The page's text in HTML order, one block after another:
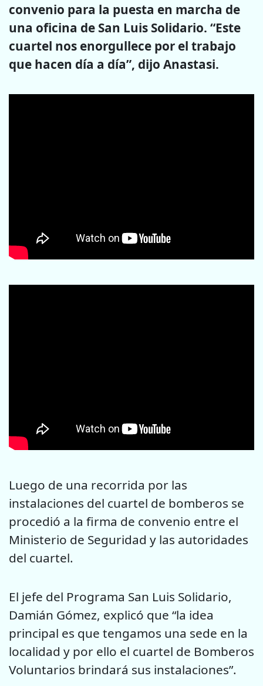
convenio para la puesta en marcha de
una oficina de San Luis Solidario. “Este
cuartel nos enorgullece por el trabajo
que hacen día a día”, dijo Anastasi.
Luego de una recorrida por las
instalaciones del cuartel de bomberos se
procedió a la firma de convenio entre el
Ministerio de Seguridad y las autoridades
del cuartel.
El jefe del Programa San Luis Solidario,
Damián Gómez, explicó que “la idea
principal es que tengamos una sede en la
localidad y por ello el cuartel de Bomberos
Voluntarios brindará sus instalaciones”.